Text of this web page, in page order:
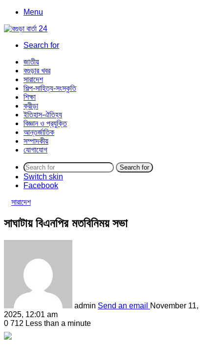
Menu
Search for
জাতীয়
বগুড়ার খবর
সারাদেশ
শিল্প-সাহিত্য-সংস্কৃতি
শিক্ষা
ক্রীড়া
ইতিহাস-ঐতিহ্য
বিজ্ঞান ও প্রযুক্তি
আন্তর্জাতিক
সম্পাদকীয়
যোগাযোগ
Search for
Switch skin
Facebook
সারাদেশ
সাঘাটায় বিএনপির মতবিনিময় সভা
admin Send an email
November 11,
2025, 12:01 am
0 712 Less than a minute